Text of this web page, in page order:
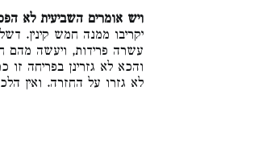
ויש אומרים השביעית לא
יקריבו ממנה חמש קינין.
עשרה פרידות, ויעשה מהם
והכא לא גזרינן בפריחה זו
לא גזרו על החזרה. ואין